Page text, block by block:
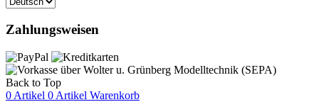
Zahlungsweisen
Back to Top
0 Artikel 0 Artikel Warenkorb